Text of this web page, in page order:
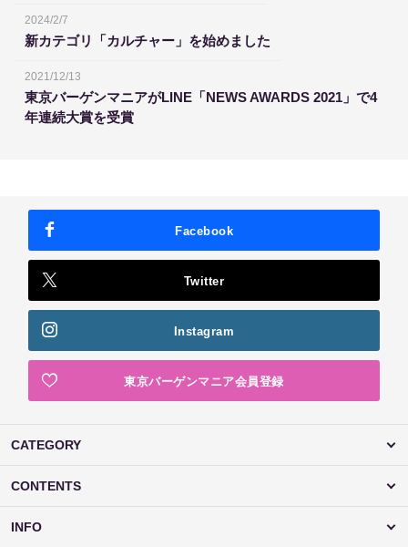
2024/2/7
新カテゴリ「カルチャー」を始めました
2021/12/13
東京バーゲンマニアがLINE「NEWS AWARDS 2021」で4
年連続大賞を受賞
Facebook
Twitter
Instagram
東京バーゲンマニア会員登録
CATEGORY
CONTENTS
INFO